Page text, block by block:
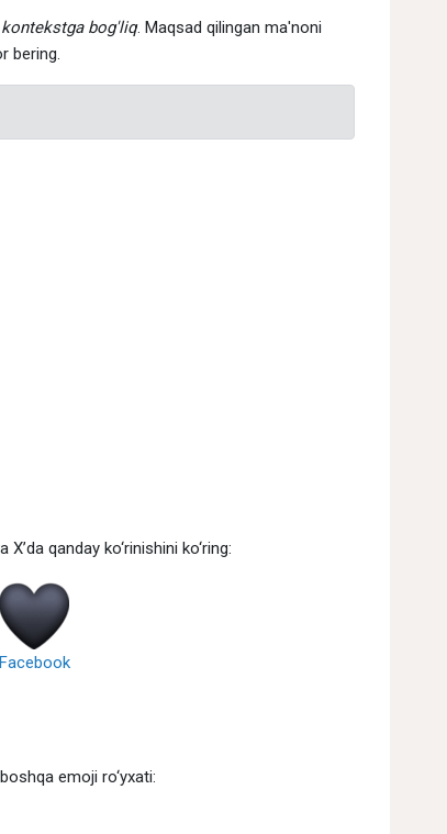
kontekstga bog'liq. Maqsad qilingan ma'noni
bering.
qanday ko‘rinishini ko‘ring:
Facebook
emoji ro‘yxati: